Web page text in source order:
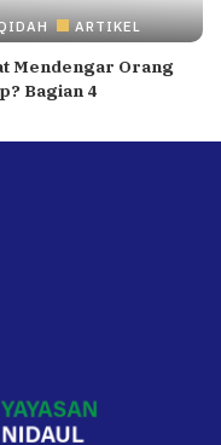
ARTIKEL
Mendengar Orang
Bagian 4